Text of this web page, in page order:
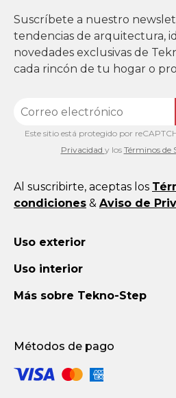
Suscríbete a nuestro
tendencias de arquitectura,
novedades exclusivas de
cada rincón de tu hogar o
Este sitio está protegido por
Privacidad y los Términos de
Al suscribirte, aceptas los
condiciones & Aviso de
Uso exterior
Uso interior
Más sobre Tekno-Step
Métodos de pago